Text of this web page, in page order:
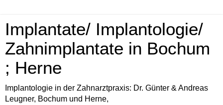
Implantate/ Implantologie/
Zahnimplantate in Bochum
; Herne
Implantologie in der Zahnarztpraxis: Dr. Günter & Andreas
Leugner, Bochum und Herne,